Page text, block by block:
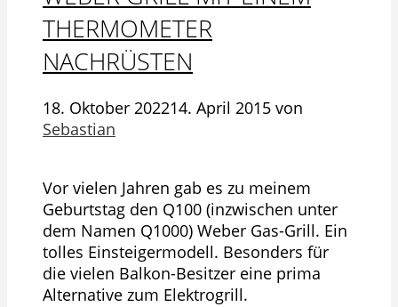
THERMOMETER
NACHRÜSTEN
18. Oktober 202214. April 2015 von
Sebastian
Vor vielen Jahren gab es zu meinem
Geburtstag den Q100 (inzwischen unter
dem Namen Q1000) Weber Gas-Grill. Ein
tolles Einsteigermodell. Besonders für
die vielen Balkon-Besitzer eine prima
Alternative zum Elektrogrill.